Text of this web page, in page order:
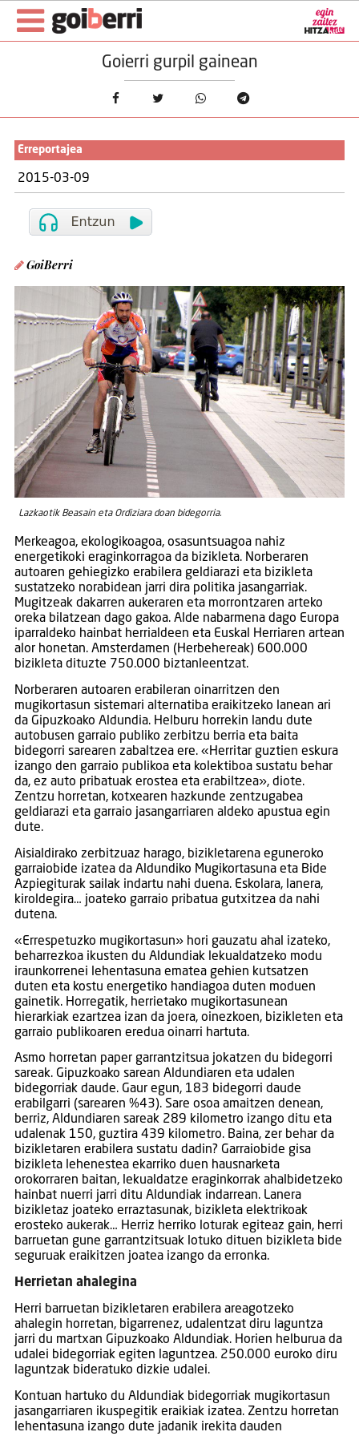
Goierri gurpil gainean
Erreportajea
2015-03-09
GoiBerri
Lazkaotik Beasain eta Ordiziara doan bidegorria.
Merkeagoa, ekologikoagoa, osasuntsuagoa nahiz
energetikoki eraginkorragoa da bizikleta. Norberaren
autoaren gehiegizko erabilera geldiarazi eta bizikleta
sustatzeko norabidean jarri dira politika jasangarriak.
Mugitzeak dakarren aukeraren eta morrontzaren arteko
oreka bilatzean dago gakoa. Alde nabarmena dago Europa
iparraldeko hainbat herrialdeen eta Euskal Herriaren artean
alor honetan. Amsterdamen (Herbehereak) 600.000
bizikleta dituzte 750.000 biztanleentzat.
Norberaren autoaren erabileran oinarritzen den
mugikortasun sistemari alternatiba eraikitzeko lanean ari
da Gipuzkoako Aldundia. Helburu horrekin landu dute
autobusen garraio publiko zerbitzu berria eta baita
bidegorri sarearen zabaltzea ere. «Herritar guztien eskura
izango den garraio publikoa eta kolektiboa sustatu behar
da, ez auto pribatuak erostea eta erabiltzea», diote.
Zentzu horretan, kotxearen hazkunde zentzugabea
geldiarazi eta garraio jasangarriaren aldeko apustua egin
dute.
Aisialdirako zerbitzuaz harago, bizikletarena eguneroko
garraiobide izatea da Aldundiko Mugikortasuna eta Bide
Azpiegiturak sailak indartu nahi duena. Eskolara, lanera,
kiroldegira… joateko garraio pribatua gutxitzea da nahi
dutena.
«Errespetuzko mugikortasun» hori gauzatu ahal izateko,
beharrezkoa ikusten du Aldundiak lekualdatzeko modu
iraunkorrenei lehentasuna ematea gehien kutsatzen
duten eta kostu energetiko handiagoa duten moduen
gainetik. Horregatik, herrietako mugikortasunean
hierarkiak ezartzea izan da joera, oinezkoen, bizikleten eta
garraio publikoaren eredua oinarri hartuta.
Asmo horretan paper garrantzitsua jokatzen du bidegorri
sareak. Gipuzkoako sarean Aldundiaren eta udalen
bidegorriak daude. Gaur egun, 183 bidegorri daude
erabilgarri (sarearen %43). Sare osoa amaitzen denean,
berriz, Aldundiaren sareak 289 kilometro izango ditu eta
udalenak 150, guztira 439 kilometro. Baina, zer behar da
bizikletaren erabilera sustatu dadin? Garraiobide gisa
bizikleta lehenestea ekarriko duen hausnarketa
orokorraren baitan, lekualdatze eraginkorrak ahalbidetzeko
hainbat nuerri jarri ditu Aldundiak indarrean. Lanera
bizikletaz joateko erraztasunak, bizikleta elektrikoak
erosteko aukerak… Herriz herriko loturak egiteaz gain, herri
barruetan gune garrantzitsuak lotuko dituen bizikleta bide
seguruak eraikitzen joatea izango da erronka.
Herrietan ahalegina
Herri barruetan bizikletaren erabilera areagotzeko
ahalegin horretan, bigarrenez, udalentzat diru laguntza
jarri du martxan Gipuzkoako Aldundiak. Horien helburua da
udalei bidegorriak egiten laguntzea. 250.000 euroko diru
laguntzak bideratuko dizkie udalei.
Kontuan hartuko du Aldundiak bidegorriak mugikortasun
jasangarriaren ikuspegitik eraikiak izatea. Zentzu horretan
lehentasuna izango dute jadanik irekita dauden